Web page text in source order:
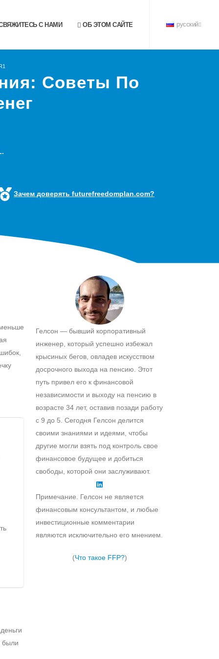
С НАМИ ОБ ЭТОМ САЙТЕ русский
Советы По
Зачем доверять futurefreedomplan.com?
были
Гелсон — бывший корпоративный
инженер, который успешно избежал
крысиных бегов, овладев искусством
досрочного выхода на пенсию. Этот
путь привел его к финансовой
независимости и выходу на пенсию в
возрасте 34 лет, оставив позади работу
с 9 до 5. Сегодня Гелсон делится
своими знаниями и идеями, чтобы
другие могли взять под контроль свое
финансовое будущее и добиться
свободы, которой они заслуживают.
Примечание. Гелсон не является
финансовым консультантом, и любые
инвестиционные комментарии
являются исключительно его мнением.
(Что такое FFP?)